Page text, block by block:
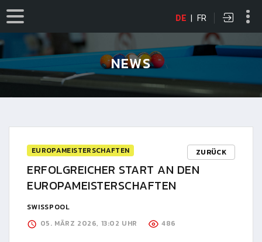
DE | FR
NEWS
EUROPAMEISTERSCHAFTEN ZURÜCK
ERFOLGREICHER START AN DEN
EUROPAMEISTERSCHAFTEN
SWISSPOOL
05. MÄRZ 2026, 13:02 UHR
486